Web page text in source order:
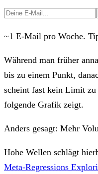
~1 E-Mail pro Woche.
Während man früher
bis zu einem Punkt,
scheint fast kein Limit
folgende Grafik zeigt.
Anders gesagt: Mehr
Hohe Wellen schlägt
Meta-Regressions